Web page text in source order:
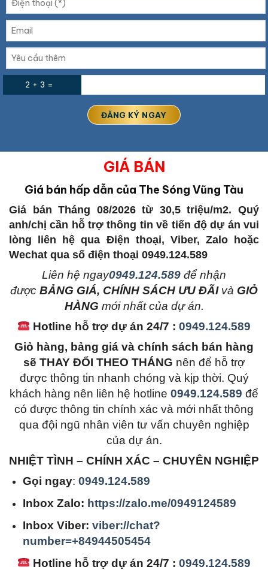
2 + 3 =
GIÁ BÁN
Giá bán hấp dẫn của The Sóng Vũng Tàu
Giá bán Tháng 08/2026 từ 30,5 triệu/m2. Quý
anh/chị cần hỗ trợ thông tin về tiến độ dự án vui
lòng liên hệ qua Điện thoại, Viber, Zalo hoặc
Wechat qua số điện thoại 0949.124.589
Liên hệ ngay0949.124.589 để nhận
được BẢNG GIÁ, CHÍNH SÁCH ƯU ĐÃIvà GIỎ
HÀNG mới nhất của dự án.
Hotline hỗ trợ dự án 24/7 :0949.124.589
Giỏ hàng, bảng giá và chính sách bán hàng
sẽ THAY ĐỔI THEO THÁNG nên để hỗ trợ
được thông tin nhanh chóng và kịp thời. Quý
khách hàng nên liên hệ hotline 0949.124.589 để
có được thông tin chính xác và mới nhất thông
qua đội ngũ nhân viên tư vấn chuyên nghiệp
của dự án.
NHIỆT TÌNH – CHÍNH XÁC – CHUYÊN NGHIỆP
Gọi ngay:0949.124.589
Inbox Zalo: https://zalo.me/0949124589
Inbox Viber:viber://chat?
number=+84944505454
Hotline hỗ trợ dự án 24/7 :0949.124.589